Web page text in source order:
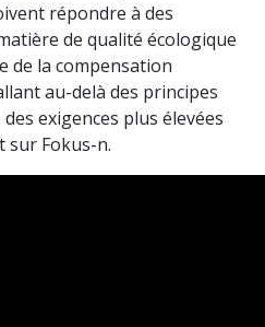
répondre à des
de qualité écologique
de la compensation
au-delà des principes
exigences plus élevées
sur Fokus-n.